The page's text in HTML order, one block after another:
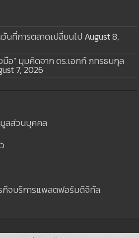
นที่การตลาดเปลี่ยนไป August 8,
งมือ” มุมคิดจาก ดร.เอกก์ ภทรธนกุล
7, 2026
ลส่วนบุคคล
กิจบริการแพลตฟอร์มดิจิทัล